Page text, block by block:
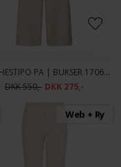
ICHI - IHESTIPO PA | BUKSER 1706301 TREE HOUSE MELANGE
DKK 550,- DKK 275,-
Web + Ry